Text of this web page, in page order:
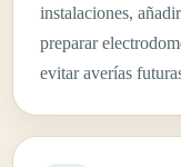
instalaciones,
preparar
evitar averías